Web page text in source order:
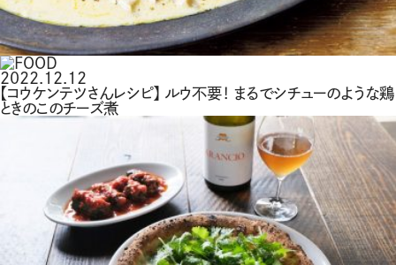
2022.12.12
【コウケンテツさんレシピ】 ルウ不要！ まるでシチューのような鶏
ときのこのチーズ煮